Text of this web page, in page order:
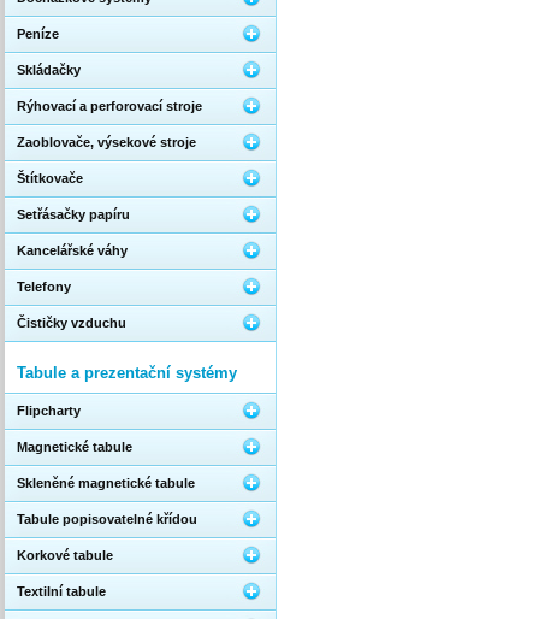
Peníze
Skládačky
Rýhovací a perforovací stroje
Zaoblovače, výsekové stroje
Štítkovače
Setřásačky papíru
Kancelářské váhy
Telefony
Čističky vzduchu
Tabule a prezentační systémy
Flipcharty
Magnetické tabule
Skleněné magnetické tabule
Tabule popisovatelné křídou
Korkové tabule
Textilní tabule